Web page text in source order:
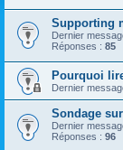
Supporting
Dernier
Réponses : 85
Pourquoi
Dernier
Sondage
Dernier
Réponses : 96